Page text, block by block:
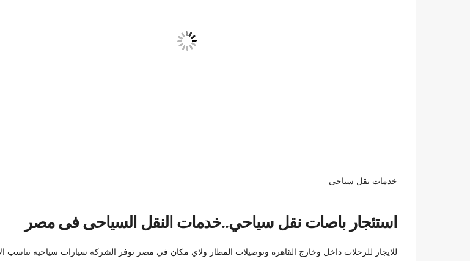
خدمات نقل سياحى
استئجار باصات نقل سياحي..خدمات النقل السياحى فى مصر
للايجار للرحلات داخل وخارج القاهرة وتوصيلات المطار ولاي مكان في مصر توفر الشركة سيارات سياحيه تناسب